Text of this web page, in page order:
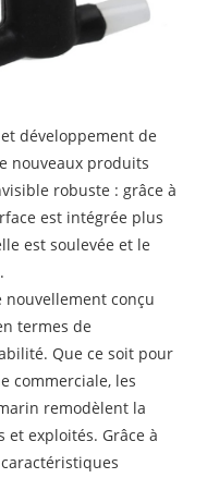
développement de
nouveaux produits
robuste : grâce à
est intégrée plus
est soulevée et le
nouvellement conçu
termes de
Que ce soit pour
commerciale, les
remodèlent la
exploités. Grâce à